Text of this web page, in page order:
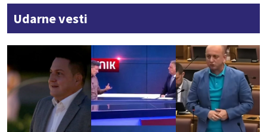
Udarne vesti